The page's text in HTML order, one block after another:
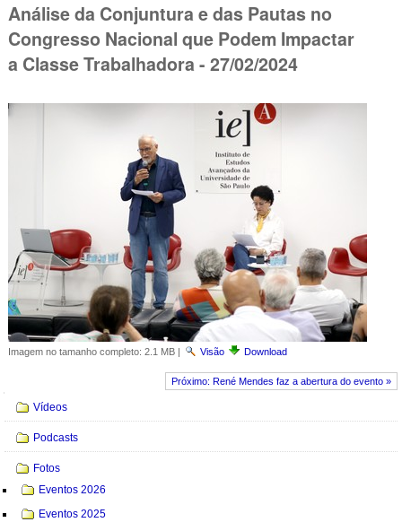
Análise da Conjuntura e das Pautas no
Congresso Nacional que Podem Impactar
a Classe Trabalhadora - 27/02/2024
Imagem no tamanho completo: 2.1 MB| Visão Download
Próximo: René Mendes faz a abertura do evento »
Vídeos
Podcasts
Fotos
Eventos 2026
Eventos 2025